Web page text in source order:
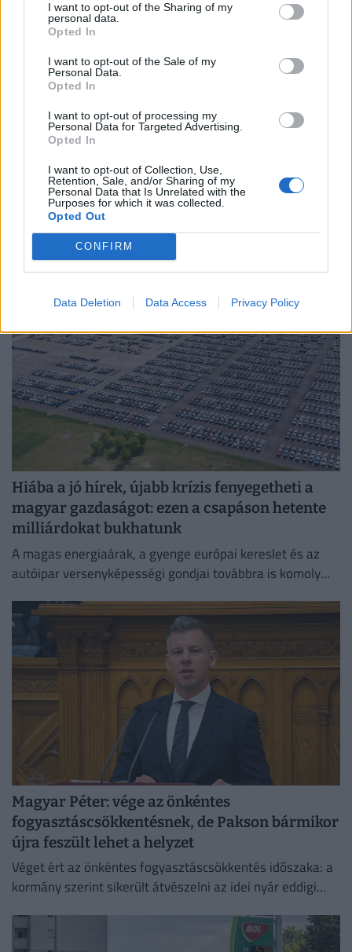
I want to opt-out of the Sharing of my
personal data.
Opted In
I want to opt-out of the Sale of my
Personal Data.
Opted In
I want to opt-out of processing my
Personal Data for Targeted Advertising.
Opted In
I want to opt-out of Collection, Use,
Retention, Sale, and/or Sharing of my
Personal Data that Is Unrelated with the
Purposes for which it was collected.
Opted Out
CONFIRM
Data Deletion Data Access Privacy Policy
Ilyenre 10 éve nem volt példa a magyar
boltokban: örülhetnek a vásárlók, de
hamarosan jön a hidegzuhany?
Hatalmas meglepetésként értékelték az MTI-nek
nyilatkozó elemzők a júliusi, 1,2 százalékos inflációs
adatot.
Hiába a jó hírek, újabb krízis fenyegetheti a
magyar gazdaságot: ezen a csapáson hetente
milliárdokat bukhatunk
A magas energiaárak, a gyenge európai kereslet és az
autóipar versenyképességi gondjai továbbra is komoly
Magyar Péter: vége az önkéntes
fogyasztáscsökkentésnek, de Pakson bármikor
újra feszült lehet a helyzet
Véget ért az önkéntes fogyasztáscsökkentés időszaka: a
kormány szerint sikerült átvészelni az idei nyár eddigi